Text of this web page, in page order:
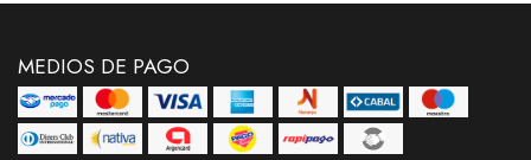
MEDIOS DE PAGO